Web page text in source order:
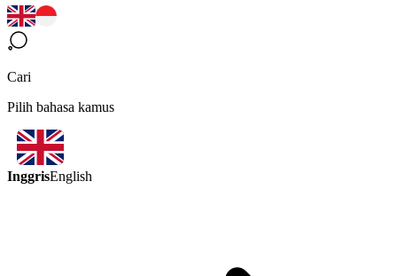
Cari
Pilih bahasa kamus
InggrisEnglish